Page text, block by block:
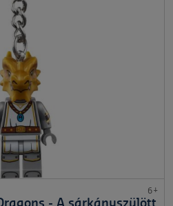
6+
- A sárkányszülött